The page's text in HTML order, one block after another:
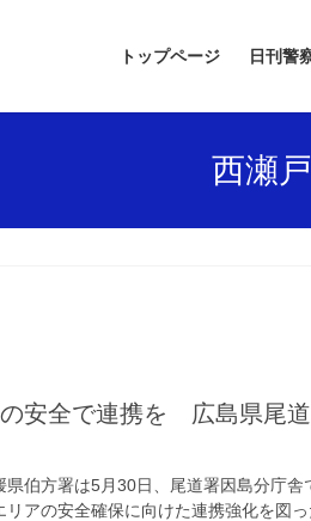
トップページ 日刊警
西瀬
県伯方署は5月30日、尾道署因島分庁舎
リアの安全確保に向けた連携強化を図